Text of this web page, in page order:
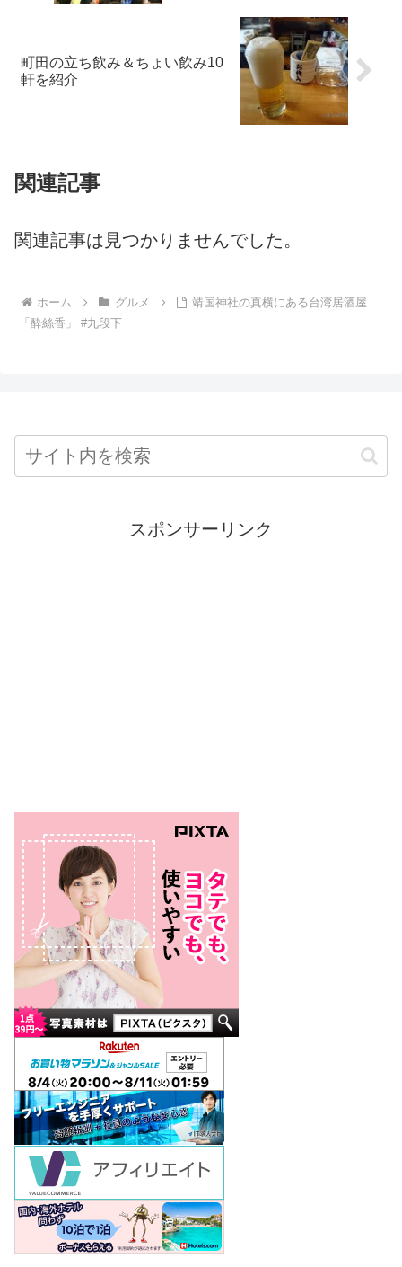
町田の立ち飲み＆ちょい飲み10
軒を紹介
関連記事
関連記事は見つかりませんでした。
ホーム グルメ
靖国神社の真横にある台湾居酒屋
「酔絲香」 #九段下
スポンサーリンク